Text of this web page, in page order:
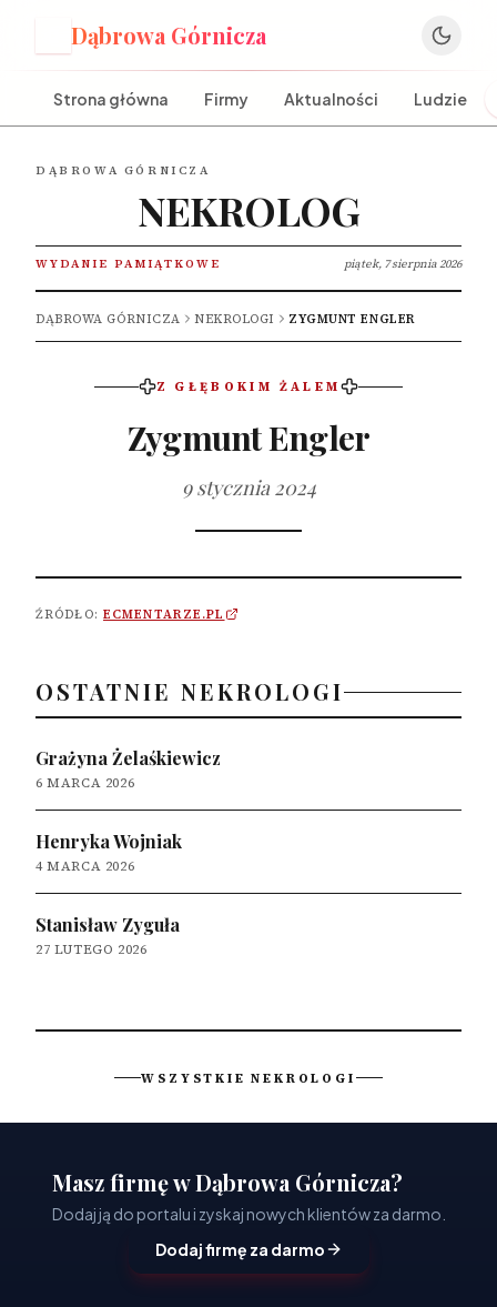
Dąbrowa Górnicza
Strona główna Firmy Aktualności Ludzie
DĄBROWA GÓRNICZA
NEKROLOG
WYDANIE PAMIĄTKOWE piątek, 7 sierpnia 2026
DĄBROWA GÓRNICZA NEKROLOGI ZYGMUNT ENGLER
Z GŁĘBOKIM ŻALEM
Zygmunt Engler
9 stycznia 2024
ŹRÓDŁO: ECMENTARZE.PL
OSTATNIE NEKROLOGI
Grażyna Żelaśkiewicz
6 MARCA 2026
Henryka Wojniak
4 MARCA 2026
Stanisław Zyguła
27 LUTEGO 2026
WSZYSTKIE NEKROLOGI
Masz firmę w Dąbrowa Górnicza?
Dodaj ją do portalu i zyskaj nowych klientów za darmo.
Dodaj firmę za darmo